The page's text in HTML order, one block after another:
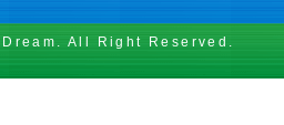
All Right Reserved.